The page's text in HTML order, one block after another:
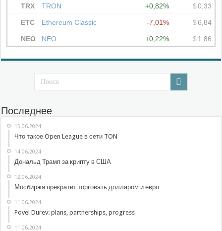
Последнее
15.06.2024
Что такое Open League в сети TON
14.06.2024
Дональд Трамп за крипту в США
12.06.2024
Мосбиржа прекратит торговать долларом и евро
11.06.2024
Povel Durev: plans, partnerships, progress
11.06.2024